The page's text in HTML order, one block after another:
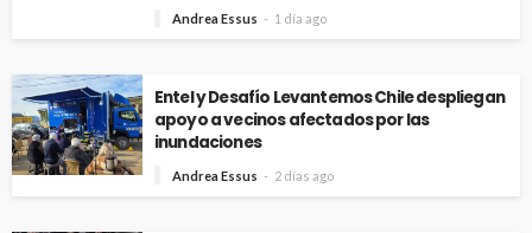
Andrea Essus 1 día ago
Entel y Desafío Levantemos Chile despliegan
apoyo a vecinos afectados por las
inundaciones
Andrea Essus 2 días ago